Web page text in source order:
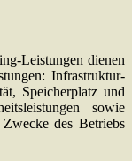
Leistungen dienen
Infrastruktur-
Speicherplatz und
sowie
des Betriebs